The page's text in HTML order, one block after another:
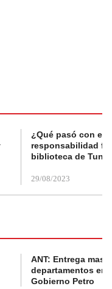
¿Qué pasó con el
responsabilidad
biblioteca de
29/08/2023
ANT: Entrega
departamentos en
Gobierno Petro